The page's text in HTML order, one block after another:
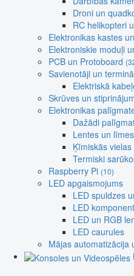
Droni un
RC helikopteri
Elektronikas kastes
Elektroniskie moduļi
PCB un Protoboard
Savienotāji un
Elektriskā
Skrūves un
Elektronikas
Dažādi
Lentes un līmes
Ķīmiskās
Termiski
Raspberry Pi (10)
LED apgaismojums
LED spuldzes
LED
LED un RGB
LED caurules
Mājas automatizācija